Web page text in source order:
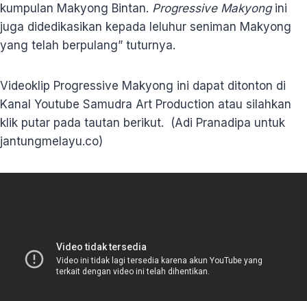
kumpulan Makyong Bintan. Progressive Makyongini
juga didedikasikan kepada leluhur seniman Makyong
yang telah berpulang” tuturnya.
Videoklip Progressive Makyong ini dapat ditonton di
Kanal Youtube Samudra Art Production atau silahkan
klik putar pada tautan berikut. (Adi Pranadipa untuk
jantungmelayu.co)